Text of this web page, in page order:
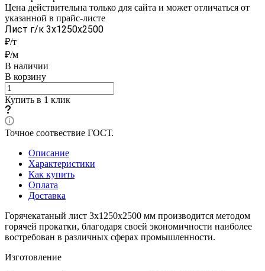
Цена действительна только для сайта и может отличаться от
указанной в прайс-листе
Лист г/к 3x1250x2500
₽/т
₽/м
В наличии
В корзину
Купить в 1 клик
Точное соотвествие ГОСТ.
Описание
Характеристики
Как купить
Оплата
Доставка
Горячекатаный лист 3х1250х2500 мм производится методом
горячей прокатки, благодаря своей экономичности наиболее
востребован в различных сферах промышленности.
Изготовление